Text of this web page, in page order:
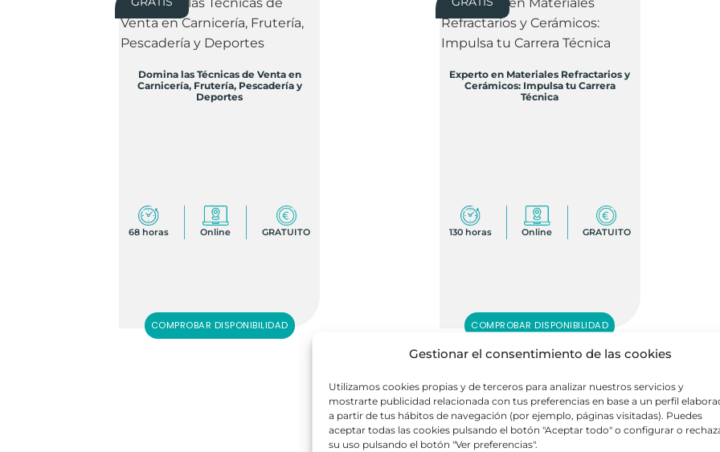
Gestionar el consentimiento de las cookies
Utilizamos cookies propias y de terceros para analizar nuestros servicios y
mostrarte publicidad relacionada con tus preferencias en base a un perfil
a partir de tus hábitos de navegación (por ejemplo, páginas visitadas). Puedes
aceptar todas las cookies pulsando el botón "Aceptar todo" o configurar o
su uso pulsando el botón "Ver preferencias".
Domina las Técnicas de Venta en
Carnicería, Frutería, Pescadería y
Deportes
68 horas Online GRATUITO
COMPROBAR DISPONIBILIDAD
Experto en Materiales Refractarios y
Cerámicos: Impulsa tu Carrera
Técnica
130 horas Online GRATUITO
COMPROBAR DISPONIBILIDAD